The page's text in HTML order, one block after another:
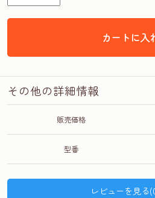
カートに入
その他の詳細情報
販売価格
型番
レビューを見る